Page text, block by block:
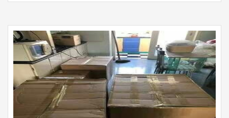
家起价费1.5吨货车起价180元。注：所述价格为实际运输
间距在5公里内的每次单次运输。二、附加费用。1.楼层
费：每上一层，下一层加收楼层费10元，从二楼开始；六
层左右没有电梯时，每层加收20元；电梯每处收10元。2.
...